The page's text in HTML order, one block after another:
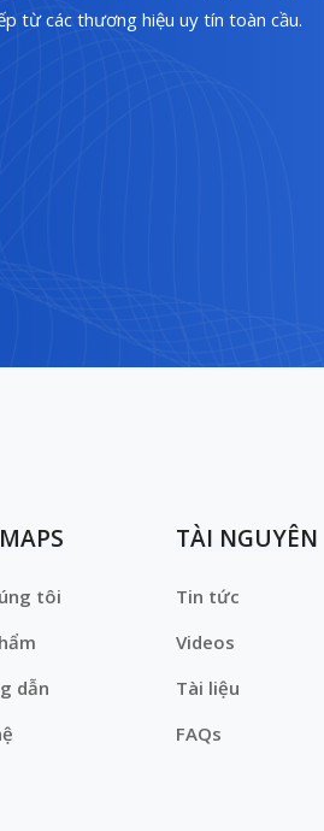
từ các thương hiệu uy tín toàn cầu.
tôi
dẫn
TÀI NGUYÊN
Tin tức
Videos
Tài liệu
FAQs